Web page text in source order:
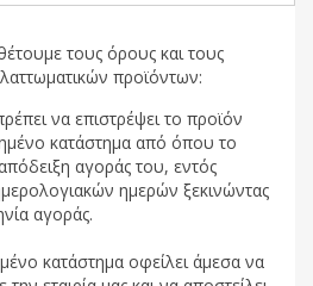
τους όρους και τους
προϊόντων:
να επιστρέψει το προϊόν
κατάστημα από όπου το
αγοράς του, εντός
ημερών ξεκινώντας
αγοράς.
κατάστημα οφείλει άμεσα να